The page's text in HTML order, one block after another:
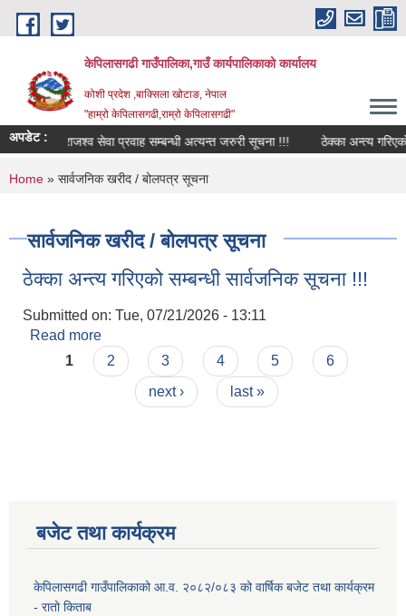
Skip to main content
केपिलासगढी गाउँपालिका,गाउँ कार्यपालिकाको कार्यालय
कोशी प्रदेश ,बाक्सिला खोटाङ, नेपाल
"हाम्रो केपिलासगढी,राम्रो केपिलासगढी"
अपडेट :राजश्व सेवा प्रवाह सम्बन्धी अत्यन्त जरुरी सूचना !!! ठेक्का अन्त्य गरिएको
You are here
Home » सार्वजनिक खरीद / बोलपत्र सूचना
सार्वजनिक खरीद / बोलपत्र सूचना
ठेक्का अन्त्य गरिएको सम्बन्धी सार्वजनिक सूचना !!!
Submitted on: Tue, 07/21/2026 - 13:11
Read more
Pages
1 2 3 4 5
6
next ›
last »
बजेट तथा कार्यक्रम
केपिलासगढी गाउँपालिकाको आ.व. २०८२/०८३ को वार्षिक बजेट तथा कार्यक्रम
- रातो किताब